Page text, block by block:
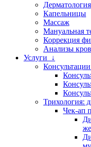
Дерматология
Капельницы
Массаж
Мануальная
Коррекция
Анализы
Услуги ↓
Трихология:
Чек-ап